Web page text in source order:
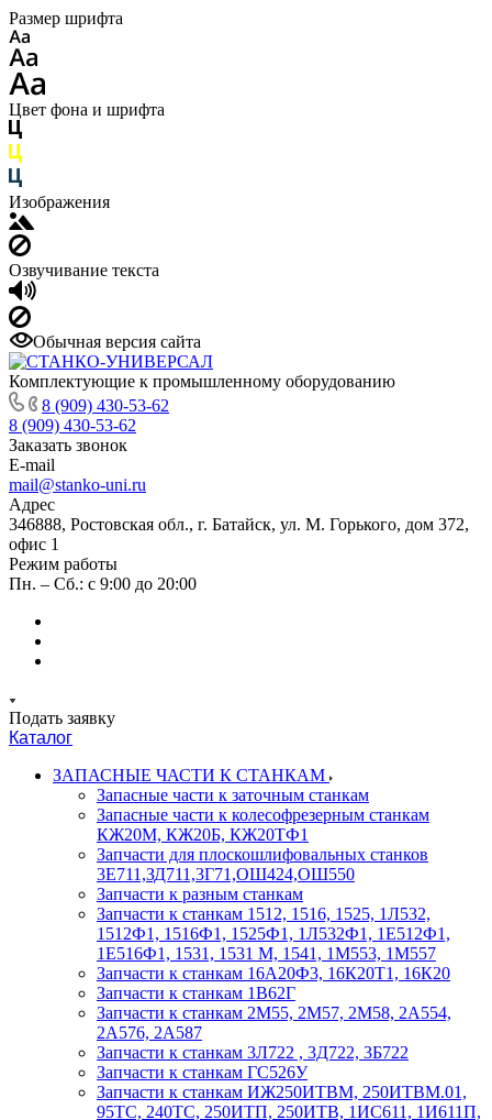
Размер шрифта
Цвет фона и шрифта
Изображения
Озвучивание текста
Обычная версия сайта
Комплектующие к промышленному оборудованию
8 (909) 430-53-62
8 (909) 430-53-62
Заказать звонок
E-mail
mail@stanko-uni.ru
Адрес
346888, Ростовская обл., г. Батайск, ул. М. Горького, дом 372,
офис 1
Режим работы
Пн. – Сб.: с 9:00 до 20:00
Подать заявку
Каталог
ЗАПАСНЫЕ ЧАСТИ К СТАНКАМ
Запасные части к заточным станкам
Запасные части к колесофрезерным станкам
КЖ20М, КЖ20Б, КЖ20ТФ1
Запчасти для плоскошлифовальных станков
3Е711,ЗД711,3Г71,ОШ424,ОШ550
Запчасти к разным станкам
Запчасти к станкам 1512, 1516, 1525, 1Л532,
1512Ф1, 1516Ф1, 1525Ф1, 1Л532Ф1, 1Е512Ф1,
1Е516Ф1, 1531, 1531 М, 1541, 1М553, 1М557
Запчасти к станкам 16А20Ф3, 16К20Т1, 16К20
Запчасти к станкам 1В62Г
Запчасти к станкам 2М55, 2М57, 2М58, 2А554,
2А576, 2А587
Запчасти к станкам 3Л722 , 3Д722, 3Б722
Запчасти к станкам ГС526У
Запчасти к станкам ИЖ250ИТВМ, 250ИТВМ.01,
95ТС, 240ТС, 250ИТП, 250ИТВ, 1ИС611, 1И611П,